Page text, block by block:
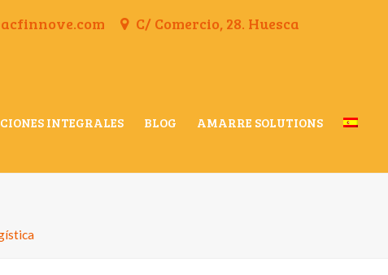
C/ Comercio, 28. Huesca
INTEGRALES BLOG AMARRE SOLUTIONS